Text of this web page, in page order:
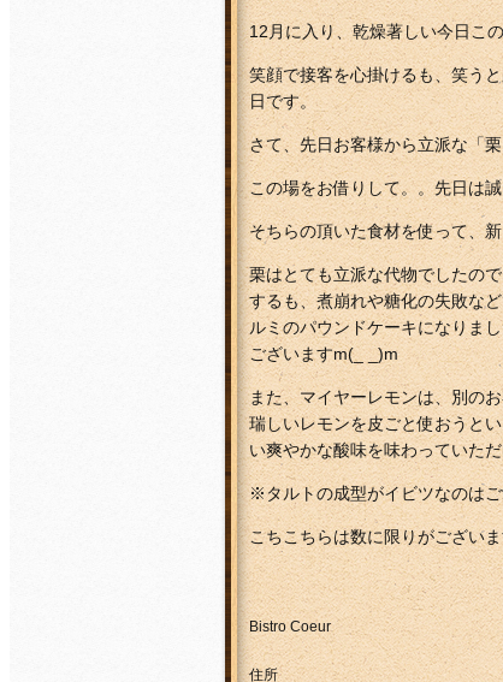
12月に入り、乾燥著しい今日こ
笑顔で接客を心掛けるも、笑う
日です。
さて、先日お客様から立派な「
この場をお借りして。。先日は
そちらの頂いた食材を使って、
栗はとても立派な代物でしたの
するも、煮崩れや糖化の失敗な
ルミのパウンドケーキになりま
ございますm(_ _)m
また、マイヤーレモンは、別の
瑞しいレモンを皮ごと使おうと
い爽やかな酸味を味わっていた
※タルトの成型がイビツなのは
こちこちらは数に限りがござい
Bistro Coeur
住所